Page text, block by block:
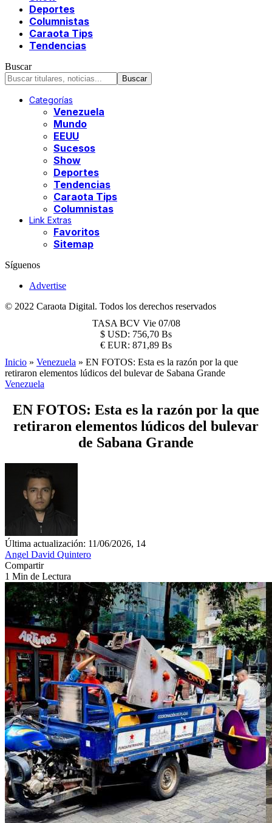
Deportes
Columnistas
Caraota Tips
Tendencias
Buscar
Categorías
Venezuela
Mundo
EEUU
Sucesos
Show
Deportes
Tendencias
Caraota Tips
Columnistas
Link Extras
Favoritos
Sitemap
Síguenos
Advertise
© 2022 Caraota Digital. Todos los derechos reservados
TASA BCV Vie 07/08
$ USD: 756,70 Bs
€ EUR: 871,89 Bs
Inicio » Venezuela » EN FOTOS: Esta es la razón por la que
retiraron elementos lúdicos del bulevar de Sabana Grande
Venezuela
EN FOTOS: Esta es la razón por la que
retiraron elementos lúdicos del bulevar
de Sabana Grande
Última actualización: 11/06/2026, 14
Angel David Quintero
Compartir
1 Min de Lectura